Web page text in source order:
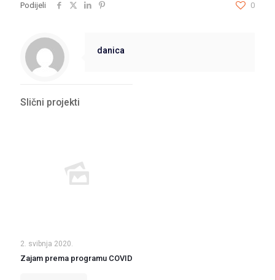
Podijeli 0
danica
Slični projekti
2. svibnja 2020.
Zajam prema programu COVID